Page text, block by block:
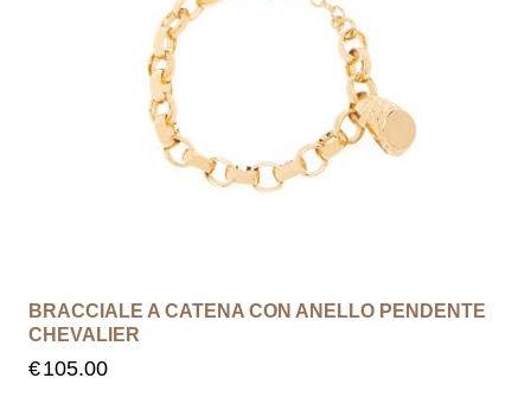
BRACCIALE A CATENA CON ANELLO PENDENTE
CHEVALIER
€105.00